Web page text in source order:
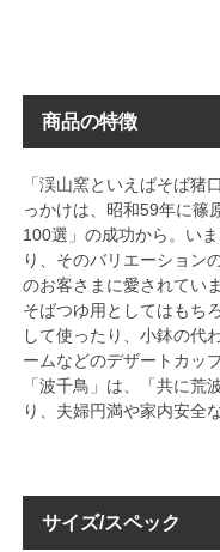
商品の特徴
「渓山窯といえばそば猪
っかけは、昭和59年に篠
100選」の成功から。い
り、そのバリエーション
のお客さまに愛されていま
そばつゆ用としてはもち
して使ったり、小鉢の代
ームなどのデザートカッ
「波千鳥」は、「共に荒
り、夫婦円満や家内安全
サイズ/スペック